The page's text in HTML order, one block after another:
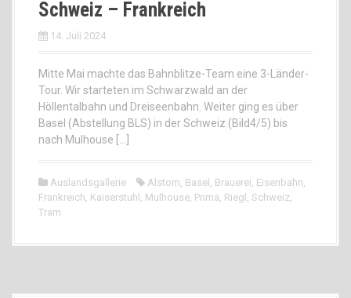
Schweiz – Frankreich
14. Juli 2024
Mitte Mai machte das Bahnblitze-Team eine 3-Länder-
Tour. Wir starteten im Schwarzwald an der
Höllentalbahn und Dreiseenbahn. Weiter ging es über
Basel (Abstellung BLS) in der Schweiz (Bild4/5) bis
nach Mulhouse […]
Auslandsgallerie Alstom, Basel , Brauerei, Eisenbahn,
Frankreich, Kaiserstuhl , Mulhouse, Prima, Riegl , Schweiz,
Tram